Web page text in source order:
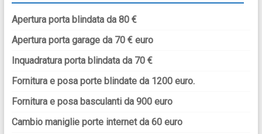
Apertura porta blindata da 80 €
Apertura porta garage da 70 € euro
Inquadratura porta blindata da 70 €
Fornitura e posa porte blindate da 1200 euro.
Fornitura e posa basculanti da 900 euro
Cambio maniglie porte internet da 60 euro